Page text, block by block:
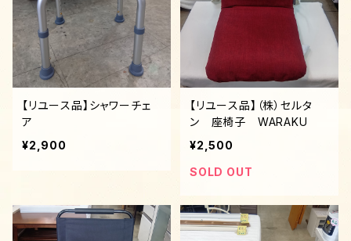
【リユース品】シャワーチェ
ア
¥2,900
【リユース品】（株）セルタ
ン 座椅子 WARAKU
¥2,500
SOLD OUT